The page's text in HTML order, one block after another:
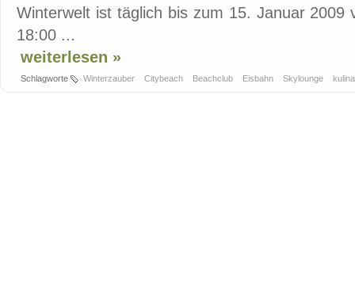
Winterwelt ist täglich bis zum 15. Januar 2009
18:00 ...
weiterlesen »
Schlagworte Winterzauber Citybeach Beachclub Eisbahn Skylounge